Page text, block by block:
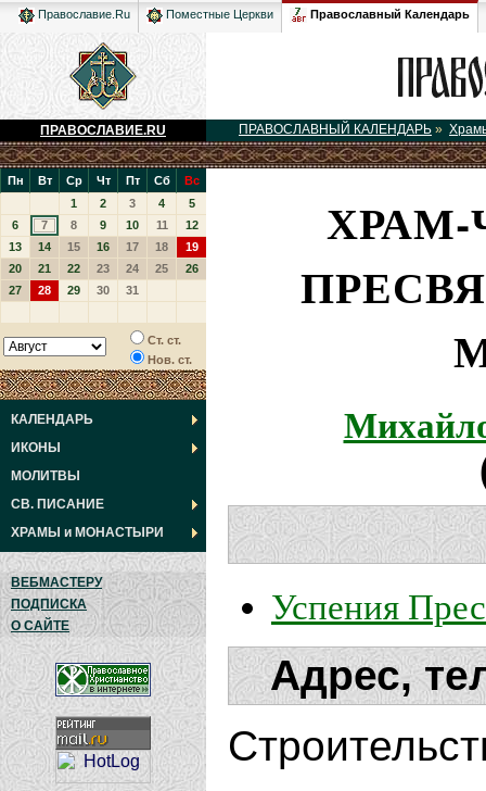
Православие.Ru Поместные Церкви Православный Календарь
ПРАВОСЛАВИЕ.RU ПРАВОСЛАВНЫЙ КАЛЕНДАРЬ »
Пн Вт Ср Чт Пт Сб
Вс
1
2 3 4
5
6
7 8 9 10 11
12
13
14 15 16 17 18
19
20
21 22 23 24 25
26
27
28 29 30 31
Ст. ст.
Нов. ст.
КАЛЕНДАРЬ
ИКОНЫ
МОЛИТВЫ
СВ. ПИСАНИЕ
ХРАМЫ и МОНАСТЫРИ
ВЕБМАСТЕРУ
ПОДПИСКА
О САЙТЕ
Успения
Адрес,